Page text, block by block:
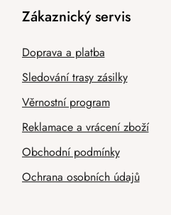
Zákaznický servis
Doprava a platba
Sledování trasy zásilky
Věrnostní program
Reklamace a vrácení zboží
Obchodní podmínky
Ochrana osobních údajů